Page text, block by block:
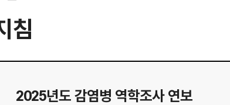
침
2025년도 감염병 역학조사 연보